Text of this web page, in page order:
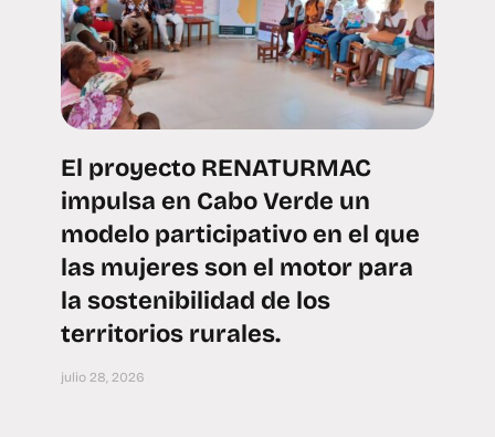
El proyecto RENATURMAC
impulsa en Cabo Verde un
modelo participativo en el que
las mujeres son el motor para
la sostenibilidad de los
territorios rurales.
julio 28, 2026